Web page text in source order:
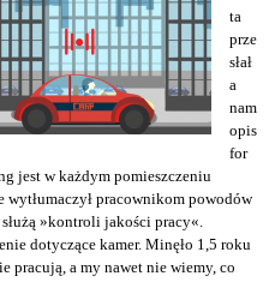
ta
prze
słał
a
nam
opis
for
jest w każdym pomieszczeniu
pracownikom powodów
»kontroli jakości pracy«.
dotyczące kamer. Minęło 1,5 roku
pracują, a my nawet nie wiemy, co